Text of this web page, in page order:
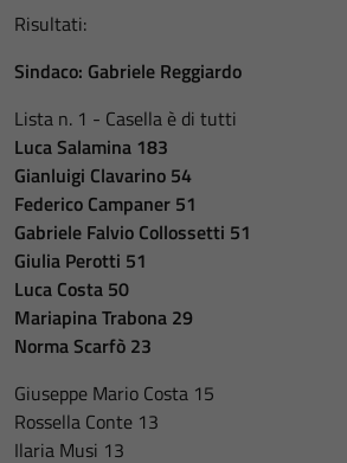
Risultati:
Sindaco: Gabriele Reggiardo
Lista n. 1 - Casella è di tutti
Luca Salamina 183
Gianluigi Clavarino 54
Federico Campaner 51
Gabriele Falvio Collossetti 51
Giulia Perotti 51
Luca Costa 50
Mariapina Trabona 29
Norma Scarfò 23
Giuseppe Mario Costa 15
Rossella Conte 13
Ilaria Musi 13